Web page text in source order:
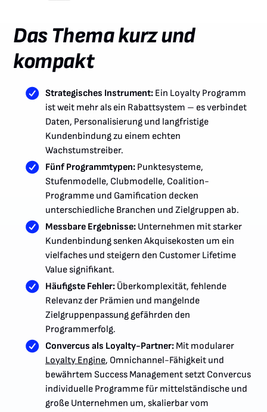
Das Thema kurz und
kompakt
Strategisches Instrument:Ein Loyalty Programm
ist weit mehr als ein Rabattsystem – es verbindet
Daten, Personalisierung und langfristige
Kundenbindung zu einem echten
Wachstumstreiber.
Fünf Programmtypen:Punktesysteme,
Stufenmodelle, Clubmodelle, Coalition-
Programme und Gamification decken
unterschiedliche Branchen und Zielgruppen ab.
Messbare Ergebnisse:Unternehmen mit starker
Kundenbindung senken Akquisekosten um ein
vielfaches und steigern den Customer Lifetime
Value signifikant.
Häufigste Fehler:Überkomplexität, fehlende
Relevanz der Prämien und mangelnde
Zielgruppenpassung gefährden den
Programmerfolg.
Convercus als Loyalty-Partner:Mit modularer
Loyalty Engine, Omnichannel-Fähigkeit und
bewährtem Success Management setzt Convercus
individuelle Programme für mittelständische und
große Unternehmen um, skalierbar vom